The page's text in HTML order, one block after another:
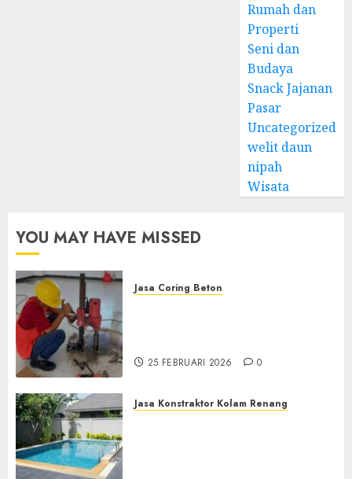
Rumah dan
Properti
Seni dan
Budaya
Snack Jajanan
Pasar
Uncategorized
welit daun
nipah
Wisata
YOU MAY HAVE MISSED
Jasa Coring Beton
25 FEBRUARI 2026 0
Jasa Konstraktor Kolam Renang